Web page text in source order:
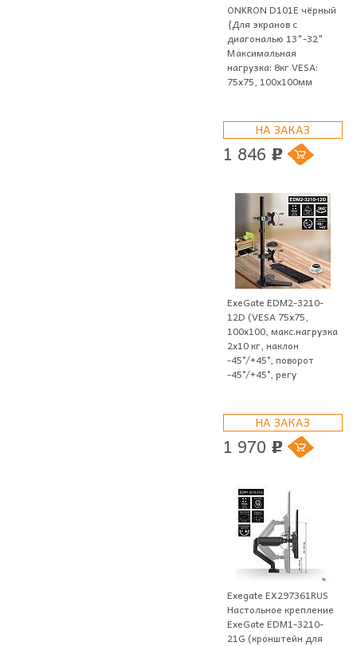
ONKRON D101E чёрный
{Для экранов с
диагональю 13"-32"
Максимальная
нагрузка: 8кг VESA:
75x75, 100х100мм
НА ЗАКАЗ
1 846 p
ExeGate EDM2-3210-
12D (VESA 75x75,
100x100, макс.нагрузка
2х10 кг, наклон
-45°/+45°, поворот
-45°/+45°, регу
НА ЗАКАЗ
1 970 p
Exegate EX297361RUS
Настольное крепление
ExeGate EDM1-3210-
21G (кронштейн для